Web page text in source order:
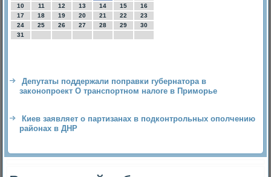
10
11 12 13 14 15
16
17
18 19 20 21 22
23
24
25 26 27 28 29
30
31
Депутаты поддержали поправки губернатора в
законопроект О транспортном налоге в Приморье
Киев заявляет о партизанах в подконтрольных ополчению
районах в ДНР